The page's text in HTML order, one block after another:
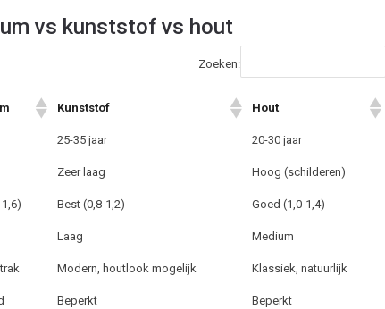
vs kunststof vs hout
Zoeken:
Kunststof Hout
25-35 jaar 20-30 jaar
Zeer laag Hoog (schilderen)
Best (0,8-1,2) Goed (1,0-1,4)
Laag Medium
Modern, houtlook mogelijk Klassiek, natuurlijk
Beperkt Beperkt